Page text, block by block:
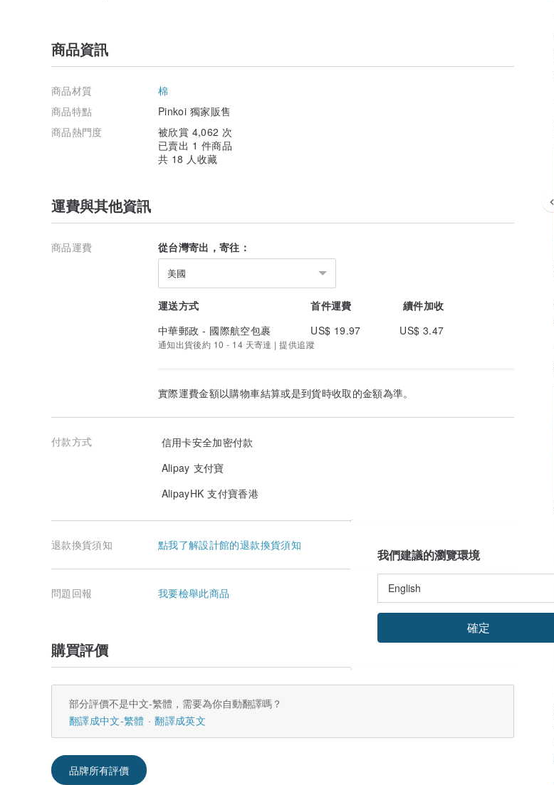
商品資訊
商品材質
棉
商品特點
Pinkoi 獨家販售
商品熱門度
被欣賞 4,062 次
已賣出 1 件商品
共 18 人收藏
運費與其他資訊
商品運費 從台灣寄出，寄往：
美國
運送方式 首件運費
續件加收
中華郵政 - 國際航空包裹
US$ 19.97 US$ 3.47
通知出貨後約 10 - 14 天寄達 | 提供追蹤
實際運費金額以購物車結算或是到貨時收取的金額為準。
付款方式
信用卡安全加密付款
Alipay 支付寶
AlipayHK 支付寶香港
退款換貨須知 點我了解設計館的退款換貨須知
問題回報 我要檢舉此商品
購買評價
部分評價不是中文-繁體，需要為你自動翻譯嗎？
翻譯成中文-繁體
翻譯成英文
品牌所有評價
我們建議的瀏覽環境
確定